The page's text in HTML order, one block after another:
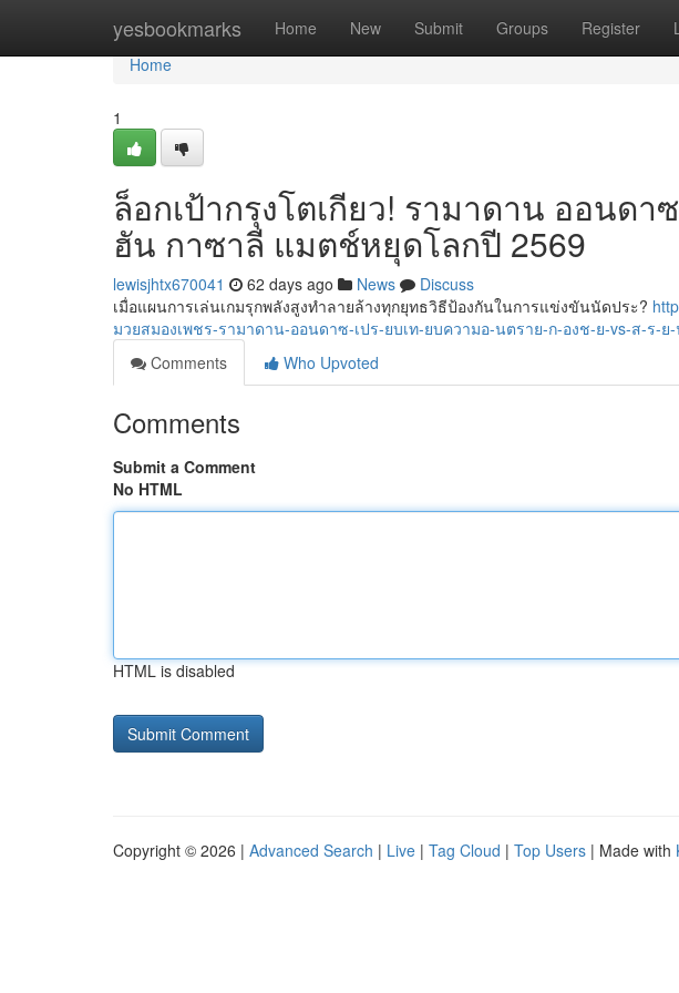
yesbookmarks Home New Submit Groups Register
Home
Home
1
ล็อกเป้ากรุงโตเกียว! รามาดาน ออนด
ฮัน กาซาลี แมตช์หยุดโลกปี 2569
lewisjhtx670041 62 days ago News
Discuss
เมื่อแผนการเล่นเกมรุกพลังสูงทำลายล้างทุกยุทธวิธีป้องกันในการแข่งขันนัดประ?
มวยสมองเพชร-รามาดาน-ออนดาซ-เปร-ยบเท-ยบความอ-นตราย-ก-องช-ย-vs-ส-ร-
Comments
Who Upvoted
Comments
Submit a Comment
No HTML
HTML is disabled
Copyright © 2026 | Advanced Search | Live | Tag Cloud | Top Users | Made with